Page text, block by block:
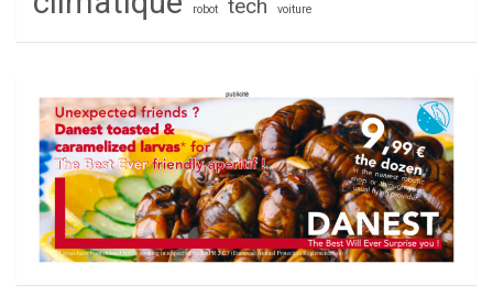
robot tech voiture